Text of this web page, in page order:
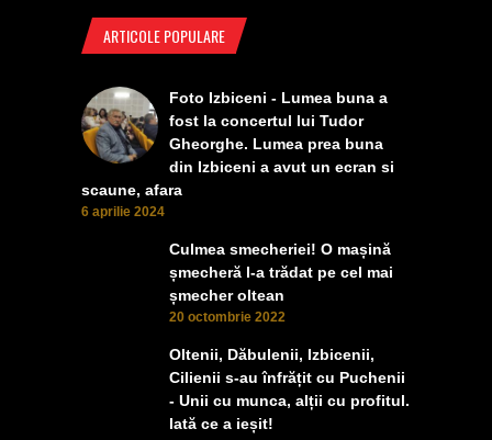
ARTICOLE POPULARE
Foto Izbiceni - Lumea buna a
fost la concertul lui Tudor
Gheorghe. Lumea prea buna
din Izbiceni a avut un ecran si
scaune, afara
6 aprilie 2024
Culmea smecheriei! O mașină
șmecheră l-a trădat pe cel mai
șmecher oltean
20 octombrie 2022
Oltenii, Dăbulenii, Izbicenii,
Cilienii s-au înfrățit cu Puchenii
- Unii cu munca, alții cu profitul.
Iată ce a ieșit!